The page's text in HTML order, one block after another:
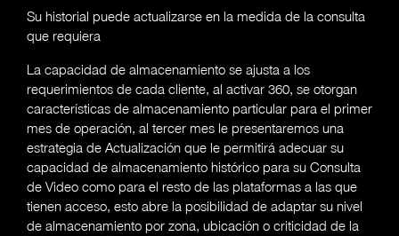
Su historial puede actualizarse en la medida de la consulta
que requiera
La capacidad de almacenamiento se ajusta a los
requerimientos de cada cliente, al activar 360, se otorgan
características de almacenamiento particular para el primer
mes de operación, al tercer mes le presentaremos una
estrategia de Actualización que le permitirá adecuar su
capacidad de almacenamiento histórico para su Consulta
de Video como para el resto de las plataformas a las que
tienen acceso, esto abre la posibilidad de adaptar su nivel
de almacenamiento por zona, ubicación o criticidad de la